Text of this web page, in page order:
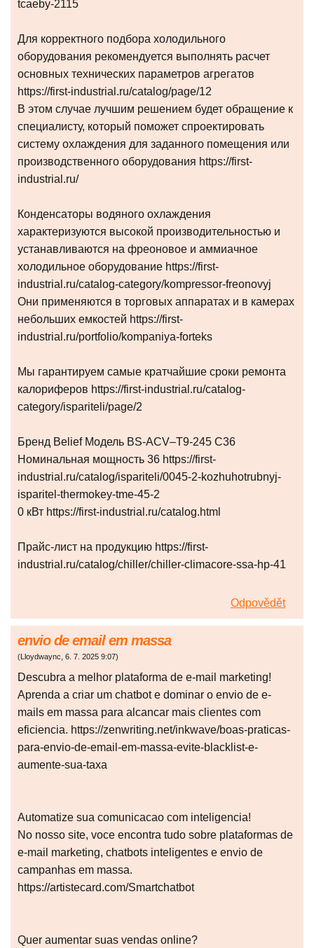
tcaeby-2115
Для корректного подбора холодильного
оборудования рекомендуется выполнять расчет
основных технических параметров агрегатов
https://first-industrial.ru/catalog/page/12
В этом случае лучшим решением будет обращение к
специалисту, который поможет спроектировать
систему охлаждения для заданного помещения или
производственного оборудования https://first-
industrial.ru/
Конденсаторы водяного охлаждения
характеризуются высокой производительностью и
устанавливаются на фреоновое и аммиачное
холодильное оборудование https://first-
industrial.ru/catalog-category/kompressor-freonovyj
Они применяются в торговых аппаратах и в камерах
небольших емкостей https://first-
industrial.ru/portfolio/kompaniya-forteks
Мы гарантируем самые кратчайшие сроки ремонта
калориферов https://first-industrial.ru/catalog-
category/ispariteli/page/2
Бренд Belief Модель BS-ACV–T9-245 C36
Номинальная мощность 36 https://first-
industrial.ru/catalog/ispariteli/0045-2-kozhuhotrubnyj-
isparitel-thermokey-tme-45-2
0 кВт https://first-industrial.ru/catalog.html
Прайс-лист на продукцию https://first-
industrial.ru/catalog/chiller/chiller-climacore-ssa-hp-41
Odpovědět
envio de email em massa
(Lloydwaync, 6. 7. 2025 9:07)
Descubra a melhor plataforma de e-mail marketing!
Aprenda a criar um chatbot e dominar o envio de e-
mails em massa para alcancar mais clientes com
eficiencia. https://zenwriting.net/inkwave/boas-praticas-
para-envio-de-email-em-massa-evite-blacklist-e-
aumente-sua-taxa
Automatize sua comunicacao com inteligencia!
No nosso site, voce encontra tudo sobre plataformas de
e-mail marketing, chatbots inteligentes e envio de
campanhas em massa.
https://artistecard.com/Smartchatbot
Quer aumentar suas vendas online?